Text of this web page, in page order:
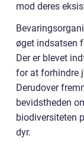
mod deres
øget indsatsen
Der er blevet
for at forhindre
Derudover
bevidstheden
biodiversiteten
dyr.